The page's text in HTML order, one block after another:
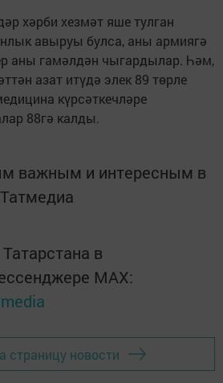
хәрби хезмәт яше тулган
авыруы булса, аны армиягә
аны гамәлдән чыгардылар. Һәм,
азат итүдә элек 89 төрле
күрсәткечләре
88гә калды.
важным и интересным в
Татмедиа
в
MАХ:
страницу новости